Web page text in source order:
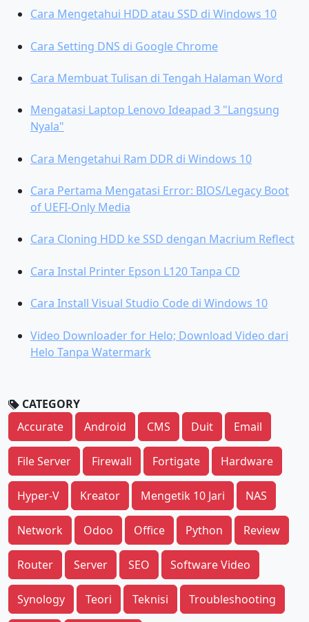
Cara Mengetahui HDD atau SSD di Windows 10
Cara Setting DNS di Google Chrome
Cara Membuat Tulisan di Tengah Halaman Word
Mengatasi Laptop Lenovo Ideapad 3 "Langsung
Nyala"
Cara Mengetahui Ram DDR di Windows 10
Cara Pertama Mengatasi Error: BIOS/Legacy Boot
of UEFI-Only Media
Cara Cloning HDD ke SSD dengan Macrium Reflect
Cara Instal Printer Epson L120 Tanpa CD
Cara Install Visual Studio Code di Windows 10
Video Downloader for Helo; Download Video dari
Helo Tanpa Watermark
CATEGORY
Accurate
Android CMS Duit Email
File Server Firewall Fortigate Hardware
Hyper-V Kreator Mengetik 10 Jari NAS
Network Odoo Office Python Review
Router Server SEO Software Video
Synology Teori Teknisi Troubleshooting